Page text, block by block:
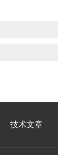
技术文章